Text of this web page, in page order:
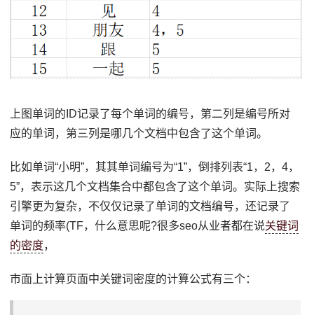
上图单词的ID记录了每个单词的编号，第二列是编号所对
应的单词，第三列是哪几个文档中包含了这个单词。
比如单词“小明”，其其单词编号为“1”，倒排列表“1，2，4，
5”，表示这几个文档集合中都包含了这个单词。实际上搜索
引擎更为复杂，不仅仅记录了单词的文档编号，还记录了
单词的频率(TF，什么意思呢?很多seo从业者都在说关键词
的密度，
市面上计算页面中关键词密度的计算公式有三个：